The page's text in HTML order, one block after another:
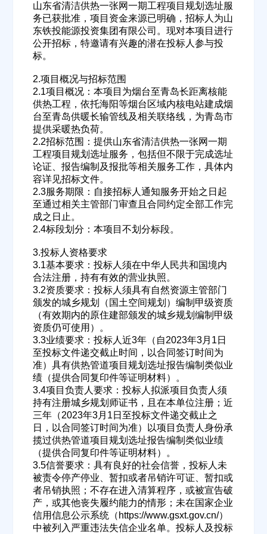
山东省清洁供热一张网一期工程项目规划选址服
务已获批准，项目资金来源已明确，招标人为山
东铁投能源投资集团有限公司。现对本项目进行
公开招标，特邀请有兴趣的潜在投标人参与投
标。
2.项目概况与招标范围
2.1项目概况：本项目为烟台至青岛长距离核能
供热工程，依托海阳等烟台区域内核电站建成烟
台至青岛供暖长输管线及相关联络线，为青岛市
提供采暖热负荷。
2.2招标范围：提供山东省清洁供热一张网一期
工程项目规划选址服务，包括但不限于完成选址
论证、报告编制及报批等相关服务工作，具体内
容详见招标文件。
2.3服务期限：自接招标人通知服务开始之日起
至通过相关主管部门审查且合同约定全部工作完
成之日止。
2.4标段划分：本项目不划分标段。
3.投标人资格要求
3.1基本要求：投标人须在中华人民共和国境内
合法注册，持有有效的营业执照。
3.2资质要求：投标人须具有自然资源主管部门
颁发的城乡规划（国土空间规划）编制甲级资质
（有效期内的原住建部颁发的城乡规划编制甲级
资质仍可使用）。
3.3业绩要求：投标人近3年（自2023年3月1日
至投标文件递交截止时间，以合同签订时间为
准）具有供热管道项目规划选址报告编制类似业
绩（提供合同复印件等证明材料）。
3.4项目负责人要求：投标人拟派项目负责人须
持有注册城乡规划师证书，且在本单位注册；近
三年（2023年3月1日至投标文件递交截止之
日，以合同签订时间为准）以项目负责人身份承
揽过供热管道项目规划选址报告编制类似业绩
（提供合同复印件等证明材料）。
3.5信誉要求：具有良好的社会信誉，投标人未
被责令停产停业、暂扣或者吊销许可证、暂扣或
者吊销执照；不存在进入清算程序，或被宣告破
产，或其他丧失履约能力的情形；未在国家企业
信用信息公示系统（https://www.gsxt.gov.cn/）
中被列入严重违法失信企业名单。投标人及投标
欢迎入驻供应商 ဆ